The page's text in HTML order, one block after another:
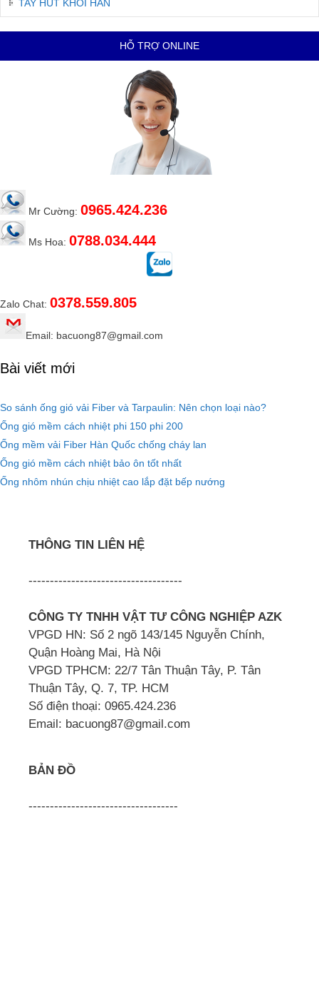
TAY HÚT KHÓI HÀN
HỖ TRỢ ONLINE
Mr Cường: 0965.424.236
Ms Hoa: 0788.034.444
Zalo Chat: 0378.559.805
Email: bacuong87@gmail.com
Bài viết mới
So sánh ống gió vải Fiber và Tarpaulin: Nên chọn loại nào?
Ống gió mềm cách nhiệt phi 150 phi 200
Ống mềm vải Fiber Hàn Quốc chống cháy lan
Ống gió mềm cách nhiệt bảo ôn tốt nhất
Ống nhôm nhún chịu nhiệt cao lắp đặt bếp nướng
THÔNG TIN LIÊN HỆ
------------------------------------
CÔNG TY TNHH VẬT TƯ CÔNG NGHIỆP AZK
VPGD HN: Số 2 ngõ 143/145 Nguyễn Chính,
Quận Hoàng Mai, Hà Nội
VPGD TPHCM: 22/7 Tân Thuận Tây, P. Tân
Thuận Tây, Q. 7, TP. HCM
Số điện thoại: 0965.424.236
Email: bacuong87@gmail.com
BẢN ĐỒ
-----------------------------------